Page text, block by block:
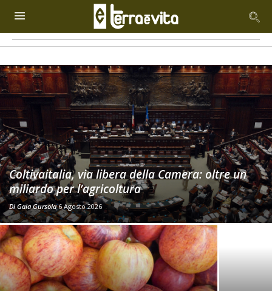
Coltivaitalia, via libera della Camera: oltre un
miliardo per l’agricoltura
DiGaia Gursola 6 Agosto 2026